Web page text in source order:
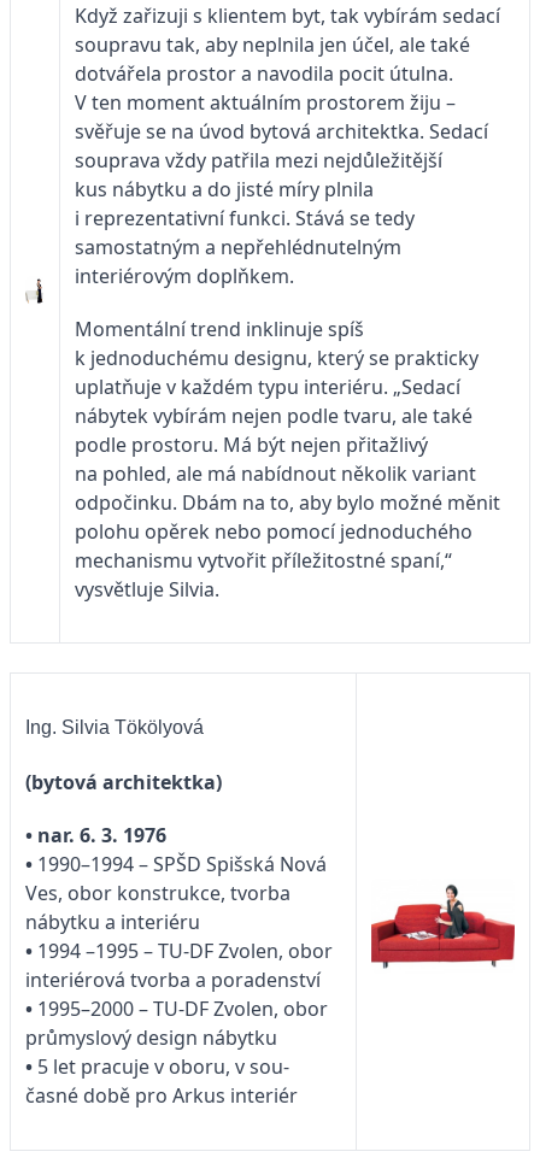
Když zařizuji s klientem byt, tak vybírám sedací
soupravu tak, aby neplnila jen účel, ale také
dotvářela prostor a navodila pocit útulna.
V ten moment aktuálním prostorem žiju –
svěřuje se na úvod bytová architektka. Sedací
souprava vždy patřila mezi nejdůležitější
kus nábytku a do jisté míry plnila
i reprezentativní funkci. Stává se tedy
samostatným a nepřehlédnutelným
interiérovým doplňkem.
Momentální trend inklinuje spíš
k jednoduchému designu, který se prakticky
uplatňuje v každém typu interiéru. „Sedací
nábytek vybírám nejen podle tvaru, ale také
podle prostoru. Má být nejen přitažlivý
na pohled, ale má nabídnout několik variant
odpočinku. Dbám na to, aby bylo možné měnit
polohu opěrek nebo pomocí jednoduchého
mechanismu vytvořit příležitostné spaní,“
vysvětluje Silvia.
Ing. Silvia Tökölyová
(bytová architektka)
• nar. 6. 3. 1976
• 1990–1994 – SPŠD Spišská Nová
Ves, obor konstrukce, tvorba
nábytku a interiéru
• 1994 –1995 – TU-DF Zvolen, obor
interiérová tvorba a poradenství
• 1995–2000 – TU-DF Zvolen, obor
průmyslový design nábytku
• 5 let pracuje v oboru, v sou-
časné době pro Arkus interiér